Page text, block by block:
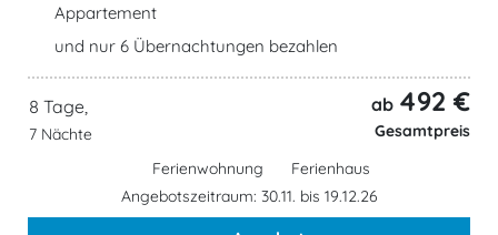
Appartement
und nur 6 Übernachtungen bezahlen
8 Tage,
7 Nächte
ab 492 €
Gesamtpreis
Ferienwohnung
Ferienhaus
Angebotszeitraum: 30.11. bis 19.12.26